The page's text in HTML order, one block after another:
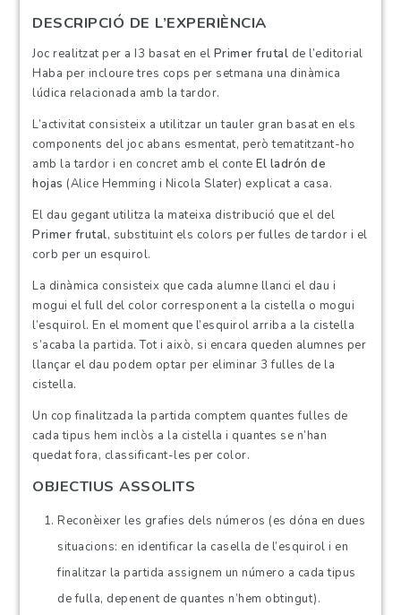
DESCRIPCIÓ DE L’EXPERIÈNCIA
Joc realitzat per a I3 basat en el Primer frutal de l’editorial
Haba per incloure tres cops per setmana una dinàmica
lúdica relacionada amb la tardor.
L’activitat consisteix a utilitzar un tauler gran basat en els
components del joc abans esmentat, però tematitzant-ho
amb la tardor i en concret amb el conteEl ladrón de
hojas (Alice Hemming i Nicola Slater) explicat a casa.
El dau gegant utilitza la mateixa distribució que el del
Primer frutal, substituint els colors per fulles de tardor i el
corb per un esquirol.
La dinàmica consisteix que cada alumne llanci el dau i
mogui el full del color corresponent a la cistella o mogui
l’esquirol. En el moment que l’esquirol arriba a la cistella
s’acaba la partida. Tot i això, si encara queden alumnes per
llançar el dau podem optar per eliminar 3 fulles de la
cistella.
Un cop finalitzada la partida comptem quantes fulles de
cada tipus hem inclòs a la cistella i quantes se n’han
quedat fora, classificant-les per color.
OBJECTIUS ASSOLITS
Reconèixer les grafies dels números (es dóna en dues
situacions: en identificar la casella de l’esquirol i en
finalitzar la partida assignem un número a cada tipus
de fulla, depenent de quantes n’hem obtingut).